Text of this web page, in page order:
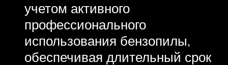
учетом активного
профессионального
использования бензопилы,
обеспечивая длительный срок